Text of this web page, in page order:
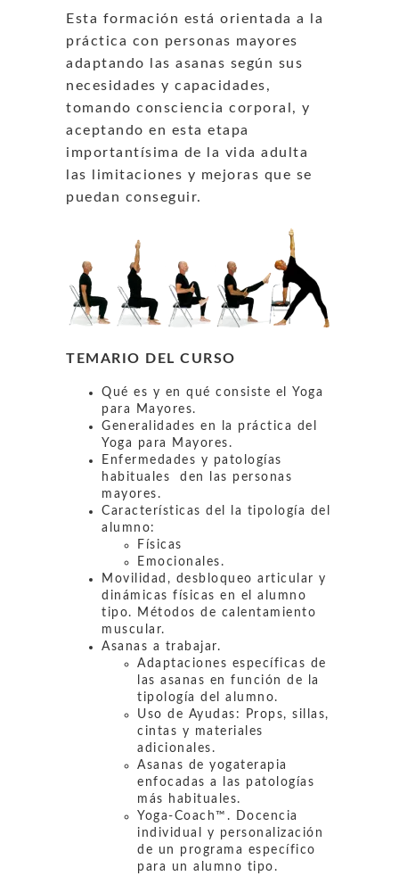
Esta formación está orientada a la
práctica con personas mayores
adaptando las asanas según sus
necesidades y capacidades,
tomando consciencia corporal, y
aceptando en esta etapa
importantísima de la vida adulta
las limitaciones y mejoras que se
puedan conseguir.
TEMARIO DEL CURSO
Qué es y en qué consiste el Yoga
para Mayores.
Generalidades en la práctica del
Yoga para Mayores.
Enfermedades y patologías
habituales den las personas
mayores.
Características del la tipología del
alumno:
Físicas
Emocionales.
Movilidad, desbloqueo articular y
dinámicas físicas en el alumno
tipo. Métodos de calentamiento
muscular.
Asanas a trabajar.
Adaptaciones específicas de
las asanas en función de la
tipología del alumno.
Uso de Ayudas: Props, sillas,
cintas y materiales
adicionales.
Asanas de yogaterapia
enfocadas a las patologías
más habituales.
Yoga-Coach™. Docencia
individual y personalización
de un programa específico
para un alumno tipo.